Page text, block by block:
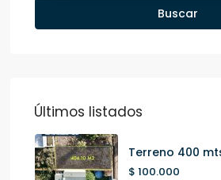
Buscar
Últimos listados
Terreno 400
$ 100.000